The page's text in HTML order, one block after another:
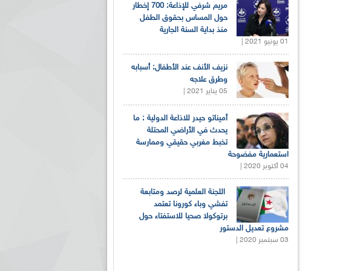
مريم شرفي للإذاعة: 700 إخطار
حول المساس بحقوق الطفل
منذ بداية السنة الجارية
01 يونيو 2021 |
نزيف الأنف عند الأطفال: أسبابه
وطرق علاجه
05 يناير 2021 |
أميناتو حيدر للاذاعة الدولية : ما
يحدث في الأراضي المحتلة
تخبط مغربي حقيقي وممارسة
استعمارية مفضوحة
04 أكتوبر 2020 |
اللجنة العلمية لرصد ومتابعة
تفشي وباء كورونا تعتمد
برتوكولا صحيا للاستفتاء حول
مشروع تعديل الدستور
03 سبتمبر 2020 |